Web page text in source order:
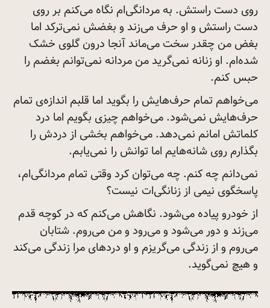
روی دست راستش. به مردانگی‌ام نگاه می‌کنم بر روی
دست راستش و او حرف می‌زند و بغضش نمی‌ترکد اما
بغض من چقدر سخت می‌ماند آنجا درون گلوی خشک
شده‌ام. او زنانه نمی‌گرید من مردانه نمی‌توانم بغضم را
حبس کنم.
می‌خواهم تمام حرف‌هایش را بگوید اما قلبم اندازه‌ی تمام
حرف‌هایش نمی‌شود. می‌خواهم چیزی بگویم اما درد
کلماتش امانم نمی‌دهد. می‌خواهم بخشی از دردش را
بگذارم روی شانه‌هایم اما توانش را نمی‌یابم.
نمی‌دانم چه کنم. چه می‌توان کرد وقتی تمام مردانگی‌ام،
پاسخگوی نیمی از زنانگی‌ات نیست؟
از خودرو پیاده می‌شود. نگاهش می‌کنم که در کوچه قدم
می‌زند و دور می‌شود و می‌رود و من می‌روم. شتابان
می‌روم و از زندگی می‌گریزم و او دردهای مرا زندگی می‌کند
و هیچ نمی‌گوید.